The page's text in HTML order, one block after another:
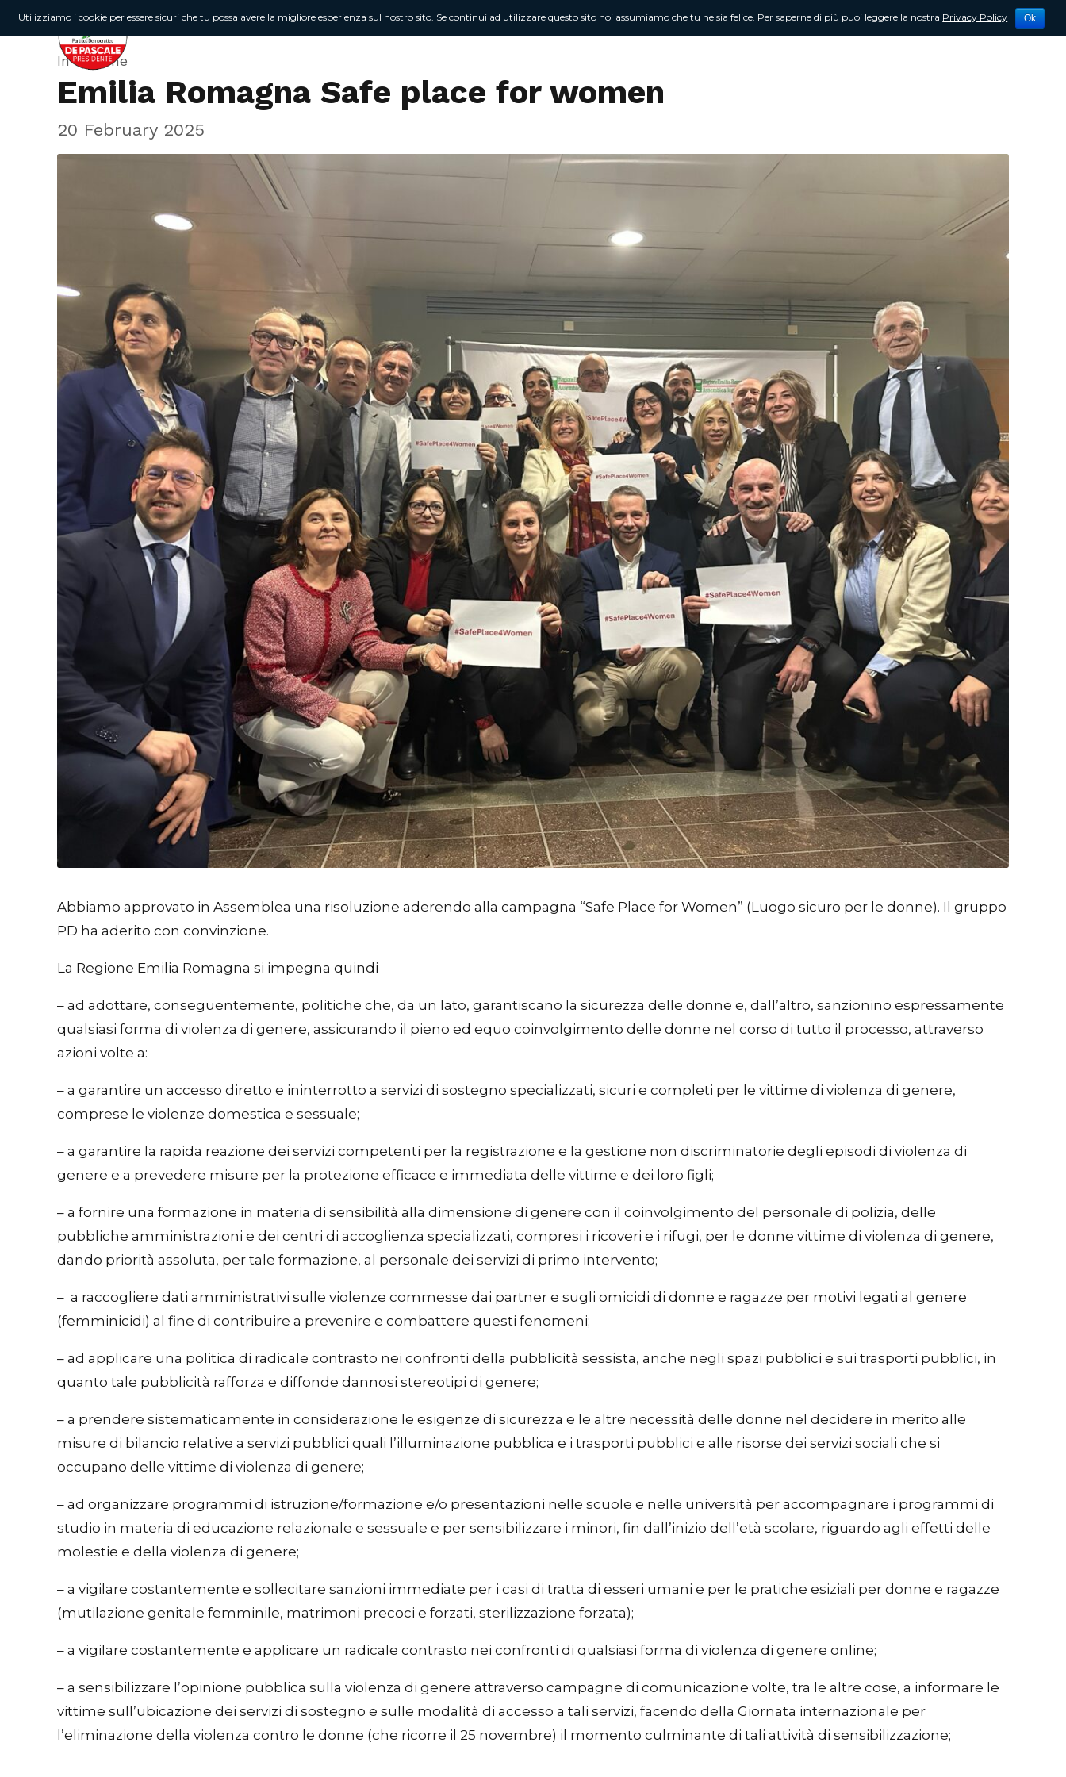
Chi sono Attività Newsletter Contattami
In Regione
Emilia Romagna Safe place for women
20 February 2025
Abbiamo approvato in Assemblea una risoluzione aderendo alla campagna “Safe Place for Women” (Luogo sicuro per le donne). Il gruppo
PD ha aderito con convinzione.
La Regione Emilia Romagna si impegna quindi
– ad adottare, conseguentemente, politiche che, da un lato, garantiscano la sicurezza delle donne e, dall’altro, sanzionino espressamente
qualsiasi forma di violenza di genere, assicurando il pieno ed equo coinvolgimento delle donne nel corso di tutto il processo, attraverso
azioni volte a:
– a garantire un accesso diretto e ininterrotto a servizi di sostegno specializzati, sicuri e completi per le vittime di violenza di genere,
comprese le violenze domestica e sessuale;
– a garantire la rapida reazione dei servizi competenti per la registrazione e la gestione non discriminatorie degli episodi di violenza di
genere e a prevedere misure per la protezione efficace e immediata delle vittime e dei loro figli;
– a fornire una formazione in materia di sensibilità alla dimensione di genere con il coinvolgimento del personale di polizia, delle
pubbliche amministrazioni e dei centri di accoglienza specializzati, compresi i ricoveri e i rifugi, per le donne vittime di violenza di genere,
dando priorità assoluta, per tale formazione, al personale dei servizi di primo intervento;
– a raccogliere dati amministrativi sulle violenze commesse dai partner e sugli omicidi di donne e ragazze per motivi legati al genere
(femminicidi) al fine di contribuire a prevenire e combattere questi fenomeni;
– ad applicare una politica di radicale contrasto nei confronti della pubblicità sessista, anche negli spazi pubblici e sui trasporti pubblici, in
quanto tale pubblicità rafforza e diffonde dannosi stereotipi di genere;
– a prendere sistematicamente in considerazione le esigenze di sicurezza e le altre necessità delle donne nel decidere in merito alle
misure di bilancio relative a servizi pubblici quali l’illuminazione pubblica e i trasporti pubblici e alle risorse dei servizi sociali che si
occupano delle vittime di violenza di genere;
– ad organizzare programmi di istruzione/formazione e/o presentazioni nelle scuole e nelle università per accompagnare i programmi di
studio in materia di educazione relazionale e sessuale e per sensibilizzare i minori, fin dall’inizio dell’età scolare, riguardo agli effetti delle
molestie e della violenza di genere;
– a vigilare costantemente e sollecitare sanzioni immediate per i casi di tratta di esseri umani e per le pratiche esiziali per donne e ragazze
(mutilazione genitale femminile, matrimoni precoci e forzati, sterilizzazione forzata);
– a vigilare costantemente e applicare un radicale contrasto nei confronti di qualsiasi forma di violenza di genere online;
– a sensibilizzare l’opinione pubblica sulla violenza di genere attraverso campagne di comunicazione volte, tra le altre cose, a informare le
vittime sull’ubicazione dei servizi di sostegno e sulle modalità di accesso a tali servizi, facendo della Giornata internazionale per
l’eliminazione della violenza contro le donne (che ricorre il 25 novembre) il momento culminante di tali attività di sensibilizzazione;
Utilizziamo i cookie per essere sicuri che tu possa avere la migliore esperienza sul nostro sito. Se continui ad utilizzare questo sito noi assumiamo che tu ne sia felice. Per saperne di più puoi leggere la nostra Privacy Policy Ok